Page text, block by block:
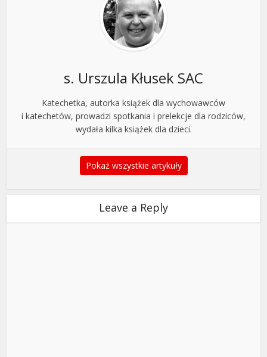
s. Urszula Kłusek SAC
Katechetka, autorka książek dla wychowawców
i katechetów, prowadzi spotkania i prelekcje dla rodziców,
wydała kilka książek dla dzieci.
Pokaż wszystkie artykuły
Leave a Reply